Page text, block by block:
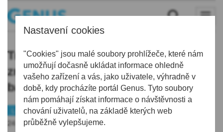
Nastavení cookies
"Cookies" jsou malé soubory prohlížeče, které nám
umožňují dočasně ukládat informace ohledně
vašeho zařízení a vás, jako uživatele, výhradně v
době, kdy procházíte portál Genus. Tyto soubory
nám pomáhají získat informace o návštěvnosti a
chování uživatelů, na základě kterých web
průběžně vylepšujeme.
Tramvaje a autobusy MHD v Liberci
změní vzhled, po 30 letech budou v
barvách města
Doprava
Liberec
Peníze
24.06.2026 | 19:21